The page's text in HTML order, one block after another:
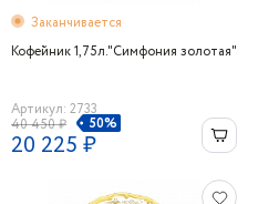
Заканчивается
Кофейник 1,75л."Симфония золотая"
Артикул: 2733
40 450 ₽
50%
20 225 ₽